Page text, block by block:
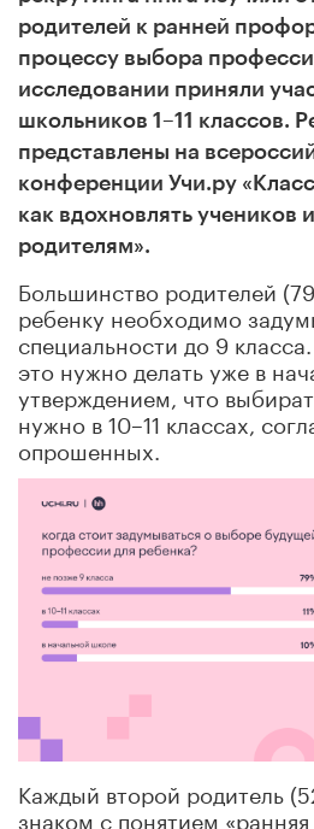
родителей к ранней
процессу выбора
исследовании приняли
школьников 1–11 классов.
представлены на
конференции Учи.ру
как вдохновлять учеников
родителям».
Большинство родителей
ребенку необходимо
специальности до 9
это нужно делать уже в
утверждением, что
нужно в 10–11 классах,
опрошенных.
Каждый второй родитель
знаком с понятием